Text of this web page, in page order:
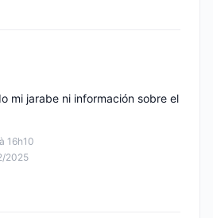
16h10
2025
mi jarabe ni información sobre el